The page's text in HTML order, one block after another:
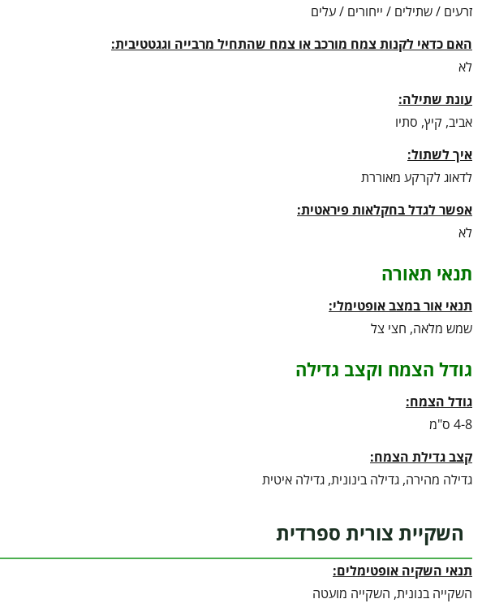
זרעים / שתילים / ייחורים / עלים
האם כדאי לקנות צמח מורכב או צמח שהתחיל מרבייה וגגטטיבית:
לא
עונת שתילה:
אביב, קיץ, סתיו
איך לשתול:
לדאוג לקרקע מאוררת
אפשר לגדל בחקלאות פיראטית:
לא
תנאי תאורה
תנאי אור במצב אופטימלי:
שמש מלאה, חצי צל
גודל הצמח וקצב גדילה
גודל הצמח:
4-8 ס"מ
קצב גדילת הצמח:
גדילה מהירה, גדילה בינונית, גדילה איטית
השקיית צורית ספרדית
תנאי השקיה אופטימלים:
השקייה בנונית, השקייה מועטה